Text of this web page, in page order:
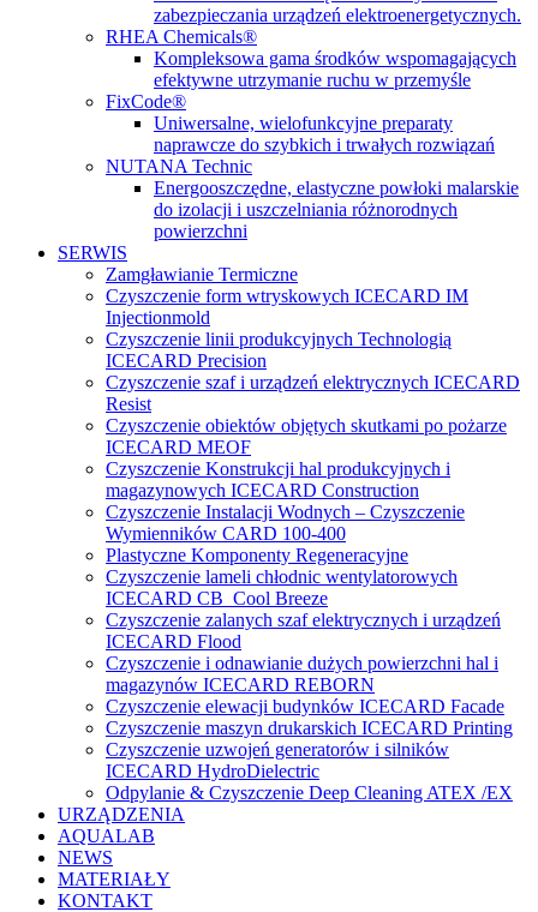
zabezpieczania urządzeń elektroenergetycznych.
RHEA Chemicals®
Kompleksowa gama środków wspomagających
efektywne utrzymanie ruchu w przemyśle
FixCode®
Uniwersalne, wielofunkcyjne preparaty
naprawcze do szybkich i trwałych rozwiązań
NUTANA Technic
Energooszczędne, elastyczne powłoki malarskie
do izolacji i uszczelniania różnorodnych
powierzchni
SERWIS
Zamgławianie Termiczne
Czyszczenie form wtryskowych ICECARD IM
Injectionmold
Czyszczenie linii produkcyjnych Technologią
ICECARD Precision
Czyszczenie szaf i urządzeń elektrycznych ICECARD
Resist
Czyszczenie obiektów objętych skutkami po pożarze
ICECARD MEOF
Czyszczenie Konstrukcji hal produkcyjnych i
magazynowych ICECARD Construction
Czyszczenie Instalacji Wodnych – Czyszczenie
Wymienników CARD 100-400
Plastyczne Komponenty Regeneracyjne
Czyszczenie lameli chłodnic wentylatorowych
ICECARD CB Cool Breeze
Czyszczenie zalanych szaf elektrycznych i urządzeń
ICECARD Flood
Czyszczenie i odnawianie dużych powierzchni hal i
magazynów ICECARD REBORN
Czyszczenie elewacji budynków ICECARD Facade
Czyszczenie maszyn drukarskich ICECARD Printing
Czyszczenie uzwojeń generatorów i silników
ICECARD HydroDielectric
Odpylanie & Czyszczenie Deep Cleaning ATEX /EX
URZĄDZENIA
AQUALAB
NEWS
MATERIAŁY
KONTAKT